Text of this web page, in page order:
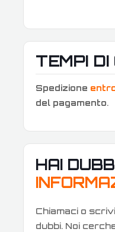
TEMPI
Spedizione
del pagamento.
HAI
Chiamaci o
dubbi. Noi